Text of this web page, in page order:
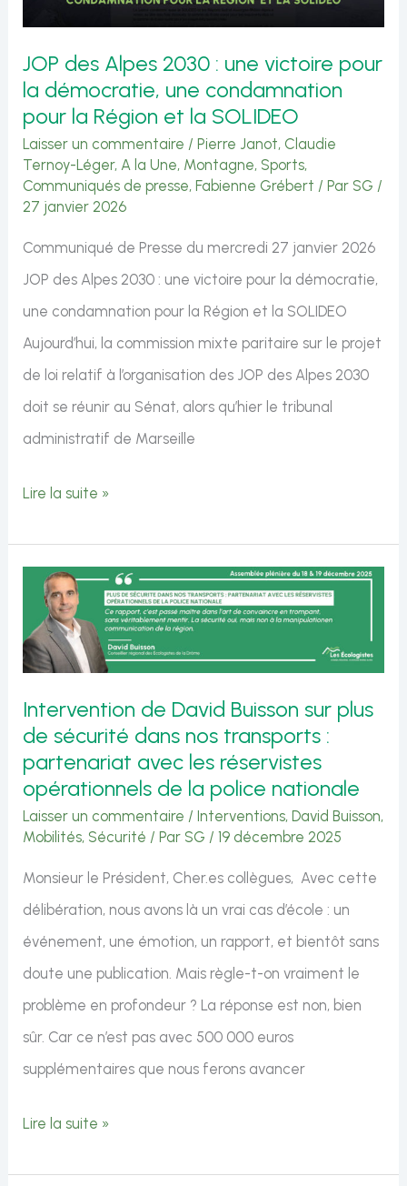
cœur
de
nos
territoires
JOP des Alpes 2030 : une victoire pour
la démocratie, une condamnation
pour la Région et la SOLIDEO
Laisser un commentaire /Pierre Janot, Claudie
Ternoy-Léger, A la Une, Montagne, Sports,
Communiqués de presse,Fabienne Grébert / Par SG /
27 janvier 2026
Communiqué de Presse du mercredi 27 janvier 2026
JOP des Alpes 2030 : une victoire pour la démocratie,
une condamnation pour la Région et la SOLIDEO
Aujourd’hui, la commission mixte paritaire sur le projet
de loi relatif à l’organisation des JOP des Alpes 2030
doit se réunir au Sénat, alors qu’hier le tribunal
administratif de Marseille
JOP
2030 :
une
victoire
la
démocratie,
une
condamnation
pour
la
Région
et
la
SOLIDEO
Lire la suite »
Intervention de David Buisson sur plus
de sécurité dans nos transports :
partenariat avec les réservistes
opérationnels de la police nationale
Laisser un commentaire /Interventions,David Buisson,
Mobilités, Sécurité / Par SG /19 décembre 2025
Monsieur le Président, Cher.es collègues, Avec cette
délibération, nous avons là un vrai cas d’école : un
événement, une émotion, un rapport, et bientôt sans
doute une publication. Mais règle-t-on vraiment le
problème en profondeur ? La réponse est non, bien
sûr. Car ce n’est pas avec 500 000 euros
supplémentaires que nous ferons avancer
Intervention
Lire la suite »